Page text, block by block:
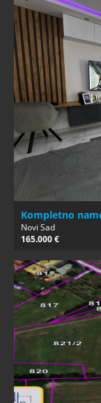
Kompletno
Novi Sad
165.000 €